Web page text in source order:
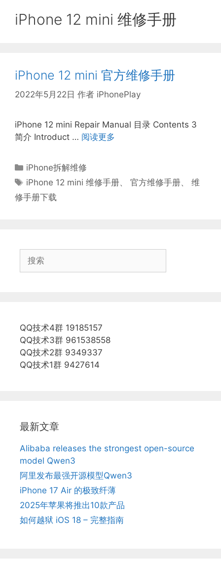
iPhone 12 mini 维修手册
iPhone 12 mini 官方维修手册
2022年5月22日 作者 iPhonePlay
iPhone 12 mini Repair Manual 目录 Contents 3
简介 Introduct … 阅读更多
分
类
iPhone拆解维修
标
签
iPhone 12 mini 维修手册、官方维修手册、维
修手册下载
QQ技术4群 19185157
QQ技术3群 961538558
QQ技术2群 9349337
QQ技术1群 9427614
最新文章
Alibaba releases the strongest open-source
model Qwen3
阿里发布最强开源模型Qwen3
iPhone 17 Air 的极致纤薄
2025年苹果将推出10款产品
如何越狱 iOS 18 – 完整指南